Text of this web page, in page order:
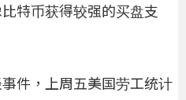
特币获得较强的买盘支
件，上周五美国劳工统计